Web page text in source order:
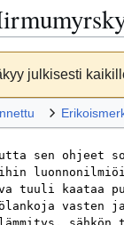
julkisesti